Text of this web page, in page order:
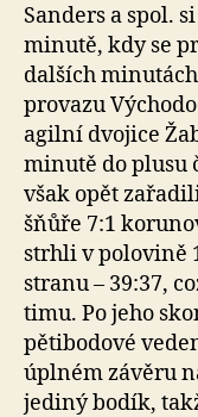
Sanders a spol.
minutě, kdy se
dalších
provazu
agilní dvojice
minutě do plusu
však opět
šňůře 7:1
strhli v polovině
stranu – 39:37,
timu. Po jeho
pětibodové
úplném závěru
jediný bodík,